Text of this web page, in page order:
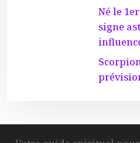
Né le
signe